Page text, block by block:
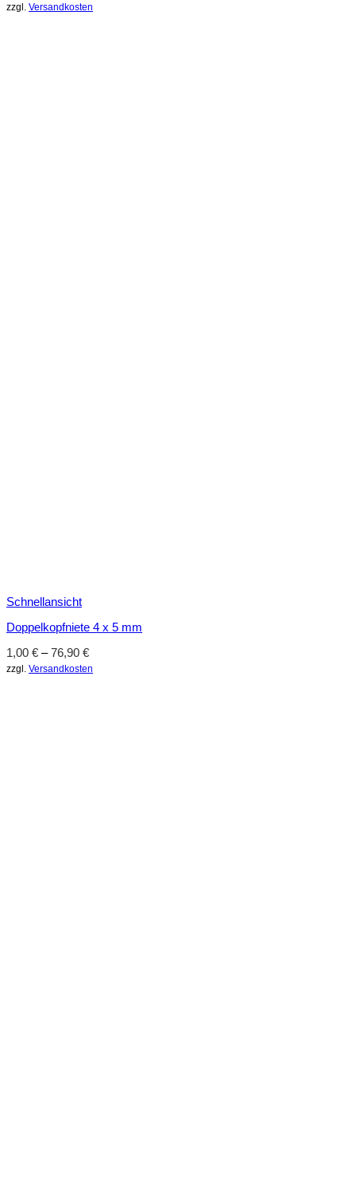
zzgl. Versandkosten
Schnellansicht
Doppelkopfniete 4 x 5 mm
1,00 € –76,90 €
zzgl. Versandkosten